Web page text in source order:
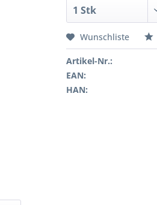
Wunschliste
Artikel-Nr.:
EAN:
HAN: